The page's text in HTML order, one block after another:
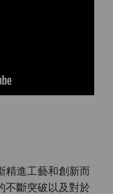
精進工藝和創新而
不斷突破以及對於